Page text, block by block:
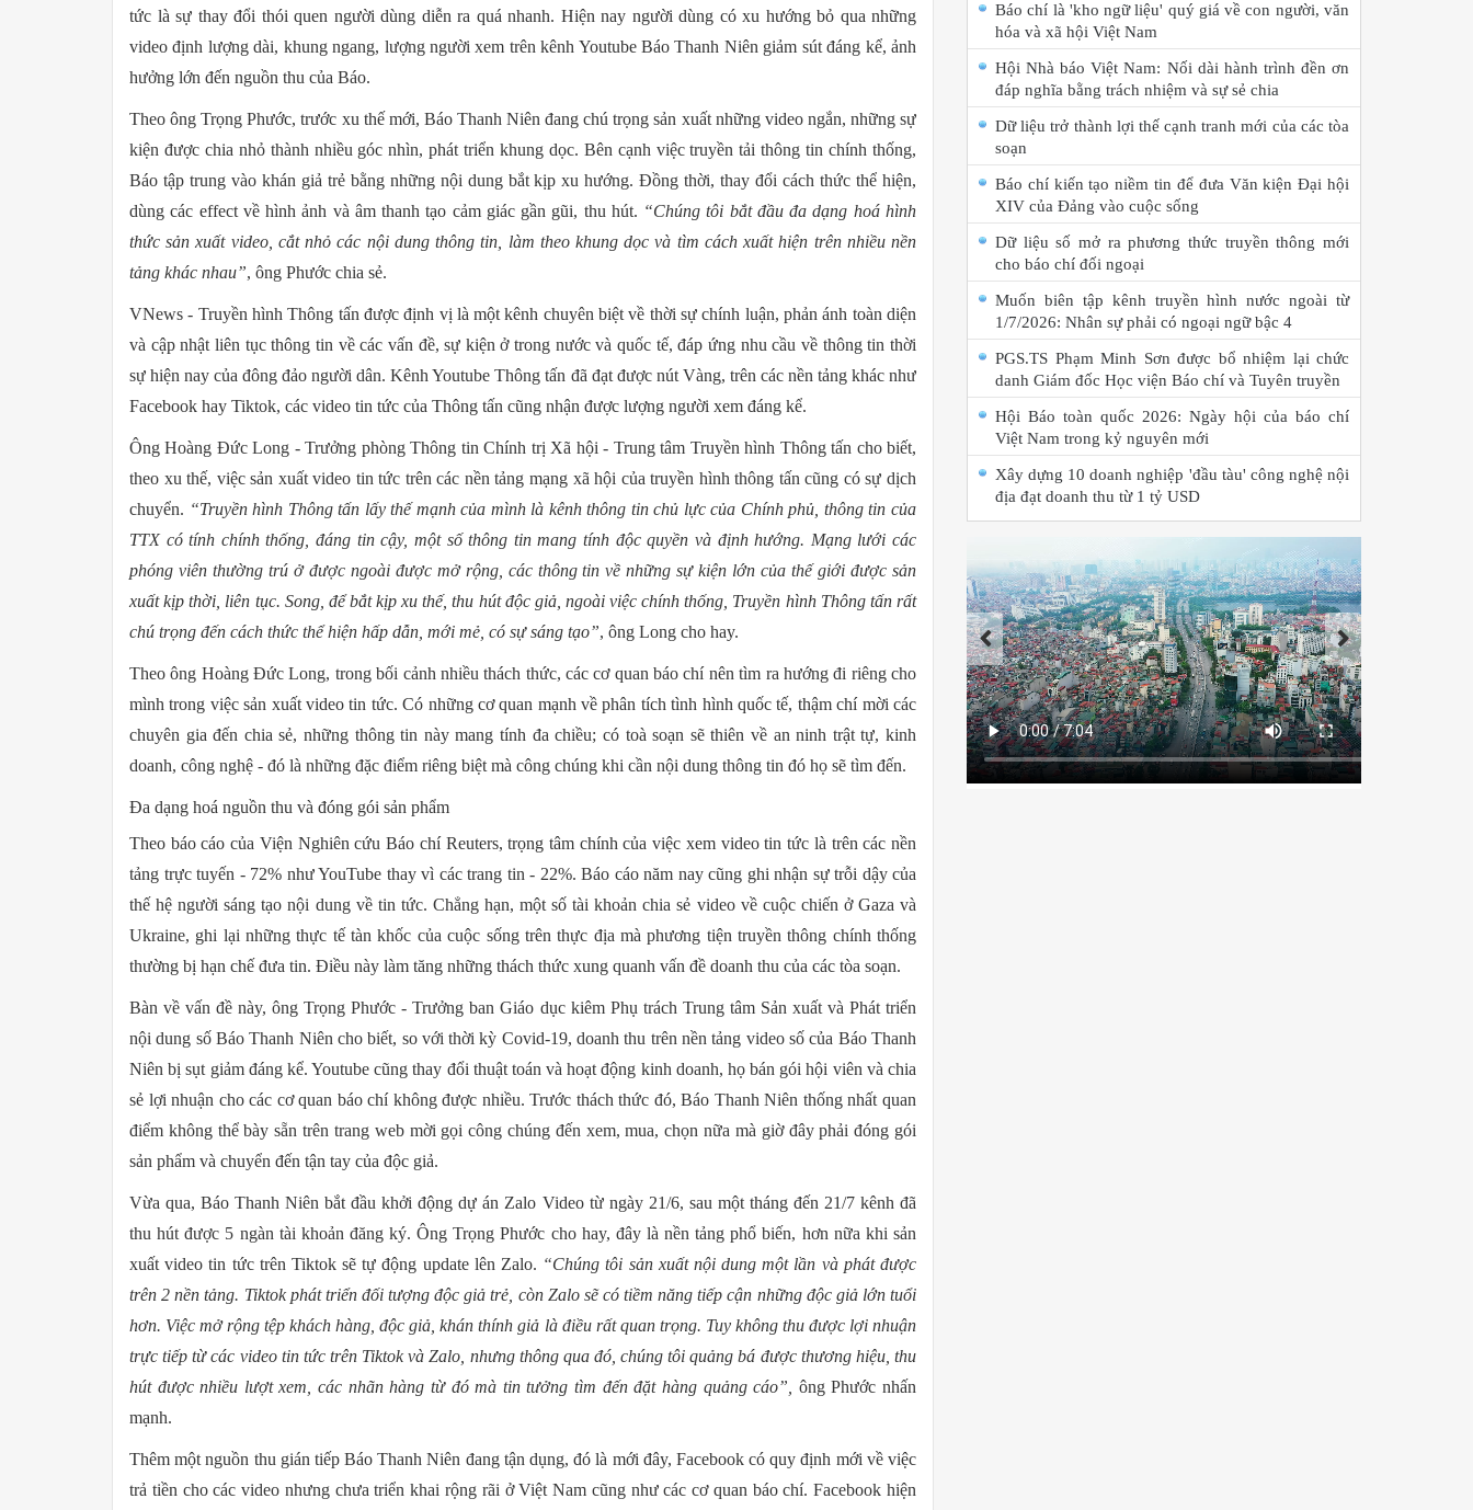
tức là sự thay đổi thói quen người dùng diễn ra quá nhanh. Hiện nay người dùng có xu hướng bỏ qua những
video định lượng dài, khung ngang, lượng người xem trên kênh Youtube Báo Thanh Niên giảm sút đáng kể, ảnh
hưởng lớn đến nguồn thu của Báo.
Theo ông Trọng Phước, trước xu thế mới, Báo Thanh Niên đang chú trọng sản xuất những video ngắn, những sự
kiện được chia nhỏ thành nhiều góc nhìn, phát triển khung dọc. Bên cạnh việc truyền tải thông tin chính thống,
Báo tập trung vào khán giả trẻ bằng những nội dung bắt kịp xu hướng. Đồng thời, thay đổi cách thức thể hiện,
dùng các effect về hình ảnh và âm thanh tạo cảm giác gần gũi, thu hút. “Chúng tôi bắt đầu đa dạng hoá hình
thức sản xuất video, cắt nhỏ các nội dung thông tin, làm theo khung dọc và tìm cách xuất hiện trên nhiều nền
tảng khác nhau”, ông Phước chia sẻ.
VNews - Truyền hình Thông tấn được định vị là một kênh chuyên biệt về thời sự chính luận, phản ánh toàn diện
và cập nhật liên tục thông tin về các vấn đề, sự kiện ở trong nước và quốc tế, đáp ứng nhu cầu về thông tin thời
sự hiện nay của đông đảo người dân. Kênh Youtube Thông tấn đã đạt được nút Vàng, trên các nền tảng khác như
Facebook hay Tiktok, các video tin tức của Thông tấn cũng nhận được lượng người xem đáng kể.
Ông Hoàng Đức Long - Trưởng phòng Thông tin Chính trị Xã hội - Trung tâm Truyền hình Thông tấn cho biết,
theo xu thế, việc sản xuất video tin tức trên các nền tảng mạng xã hội của truyền hình thông tấn cũng có sự dịch
chuyển. “Truyền hình Thông tấn lấy thế mạnh của mình là kênh thông tin chủ lực của Chính phủ, thông tin của
TTX có tính chính thống, đáng tin cậy, một số thông tin mang tính độc quyền và định hướng. Mạng lưới các
phóng viên thường trú ở được ngoài được mở rộng, các thông tin về những sự kiện lớn của thế giới được sản
xuất kịp thời, liên tục. Song, để bắt kịp xu thế, thu hút độc giả, ngoài việc chính thống, Truyền hình Thông tấn rất
chú trọng đến cách thức thể hiện hấp dẫn, mới mẻ, có sự sáng tạo”, ông Long cho hay.
Theo ông Hoàng Đức Long, trong bối cảnh nhiều thách thức, các cơ quan báo chí nên tìm ra hướng đi riêng cho
mình trong việc sản xuất video tin tức. Có những cơ quan mạnh về phân tích tình hình quốc tế, thậm chí mời các
chuyên gia đến chia sẻ, những thông tin này mang tính đa chiều; có toà soạn sẽ thiên về an ninh trật tự, kinh
doanh, công nghệ - đó là những đặc điểm riêng biệt mà công chúng khi cần nội dung thông tin đó họ sẽ tìm đến.
Đa dạng hoá nguồn thu và đóng gói sản phẩm
Theo báo cáo của Viện Nghiên cứu Báo chí Reuters, trọng tâm chính của việc xem video tin tức là trên các nền
tảng trực tuyến - 72% như YouTube thay vì các trang tin - 22%. Báo cáo năm nay cũng ghi nhận sự trỗi dậy của
thế hệ người sáng tạo nội dung về tin tức. Chẳng hạn, một số tài khoản chia sẻ video về cuộc chiến ở Gaza và
Ukraine, ghi lại những thực tế tàn khốc của cuộc sống trên thực địa mà phương tiện truyền thông chính thống
thường bị hạn chế đưa tin. Điều này làm tăng những thách thức xung quanh vấn đề doanh thu của các tòa soạn.
Bàn về vấn đề này, ông Trọng Phước - Trưởng ban Giáo dục kiêm Phụ trách Trung tâm Sản xuất và Phát triển
nội dung số Báo Thanh Niên cho biết, so với thời kỳ Covid-19, doanh thu trên nền tảng video số của Báo Thanh
Niên bị sụt giảm đáng kể. Youtube cũng thay đổi thuật toán và hoạt động kinh doanh, họ bán gói hội viên và chia
sẻ lợi nhuận cho các cơ quan báo chí không được nhiều. Trước thách thức đó, Báo Thanh Niên thống nhất quan
điểm không thể bày sẵn trên trang web mời gọi công chúng đến xem, mua, chọn nữa mà giờ đây phải đóng gói
sản phẩm và chuyển đến tận tay của độc giả.
Vừa qua, Báo Thanh Niên bắt đầu khởi động dự án Zalo Video từ ngày 21/6, sau một tháng đến 21/7 kênh đã
thu hút được 5 ngàn tài khoản đăng ký. Ông Trọng Phước cho hay, đây là nền tảng phổ biến, hơn nữa khi sản
xuất video tin tức trên Tiktok sẽ tự động update lên Zalo. “Chúng tôi sản xuất nội dung một lần và phát được
trên 2 nền tảng. Tiktok phát triển đối tượng độc giả trẻ, còn Zalo sẽ có tiềm năng tiếp cận những độc giả lớn tuổi
hơn. Việc mở rộng tệp khách hàng, độc giả, khán thính giả là điều rất quan trọng. Tuy không thu được lợi nhuận
trực tiếp từ các video tin tức trên Tiktok và Zalo, nhưng thông qua đó, chúng tôi quảng bá được thương hiệu, thu
hút được nhiều lượt xem, các nhãn hàng từ đó mà tin tưởng tìm đến đặt hàng quảng cáo”,
ông Phước nhấn
mạnh.
Thêm một nguồn thu gián tiếp Báo Thanh Niên đang tận dụng, đó là mới đây, Facebook có quy định mới về việc
trả tiền cho các video nhưng chưa triển khai rộng rãi ở Việt Nam cũng như các cơ quan báo chí. Facebook hiện
Báo chí là 'kho ngữ liệu' quý giá về con người, văn
hóa và xã hội Việt Nam
Hội Nhà báo Việt Nam: Nối dài hành trình đền ơn
đáp nghĩa bằng trách nhiệm và sự sẻ chia
Dữ liệu trở thành lợi thế cạnh tranh mới của các tòa
soạn
Báo chí kiến tạo niềm tin để đưa Văn kiện Đại hội
XIV của Đảng vào cuộc sống
Dữ liệu số mở ra phương thức truyền thông mới
cho báo chí đối ngoại
Muốn biên tập kênh truyền hình nước ngoài từ
1/7/2026: Nhân sự phải có ngoại ngữ bậc 4
PGS.TS Phạm Minh Sơn được bổ nhiệm lại chức
danh Giám đốc Học viện Báo chí và Tuyên truyền
Hội Báo toàn quốc 2026: Ngày hội của báo chí
Việt Nam trong kỷ nguyên mới
Xây dựng 10 doanh nghiệp 'đầu tàu' công nghệ nội
địa đạt doanh thu từ 1 tỷ USD